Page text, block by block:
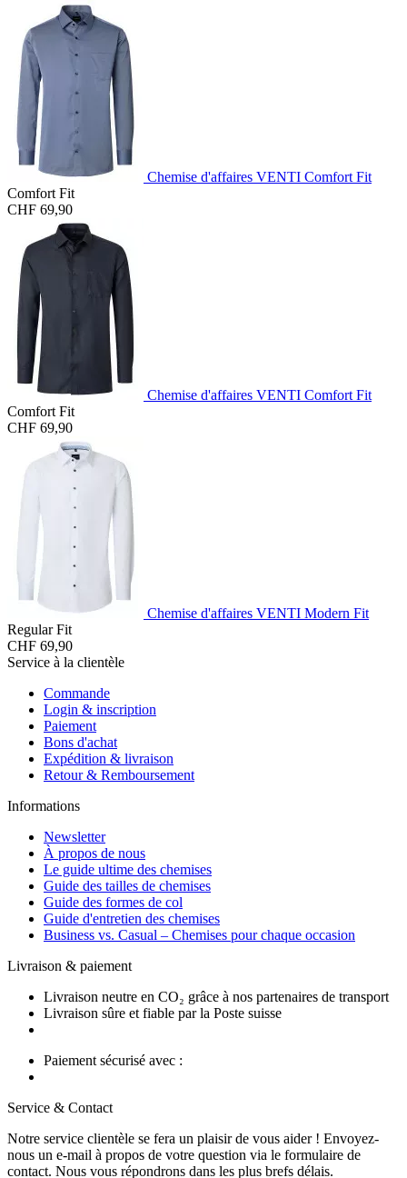
Chemise d'affaires VENTI Comfort Fit
Comfort Fit
CHF 69,90
Chemise d'affaires VENTI Comfort Fit
Comfort Fit
CHF 69,90
Chemise d'affaires VENTI Modern Fit
Regular Fit
CHF 69,90
Service à la clientèle
Commande
Login & inscription
Paiement
Bons d'achat
Expédition & livraison
Retour & Remboursement
Informations
Newsletter
À propos de nous
Le guide ultime des chemises
Guide des tailles de chemises
Guide des formes de col
Guide d'entretien des chemises
Business vs. Casual – Chemises pour chaque occasion
Livraison & paiement
Livraison neutre en CO₂ grâce à nos partenaires de transport
Livraison sûre et fiable par la Poste suisse
Paiement sécurisé avec :
Service & Contact
Notre service clientèle se fera un plaisir de vous aider ! Envoyez-
nous un e-mail à propos de votre question via le formulaire de
contact. Nous vous répondrons dans les plus brefs délais.